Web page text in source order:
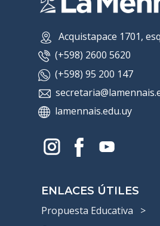
Acquistapace 1701,
(+598) 2600 5620
(+598) 95 200 147
lamennais.edu.uy
ENLACES ÚTILES
Propuesta Educativa >